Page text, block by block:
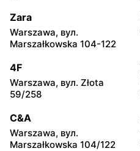
TEDi
TEDi
Piłsudskiego 39
TEDi
Zara
Warszawa, вул.
Marszałkowska 104-122
4F
Warszawa, вул. Złota
59/258
C&A
Warszawa, вул.
Marszałkowska 104/122